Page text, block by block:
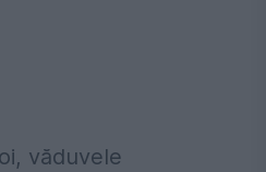
văduvele